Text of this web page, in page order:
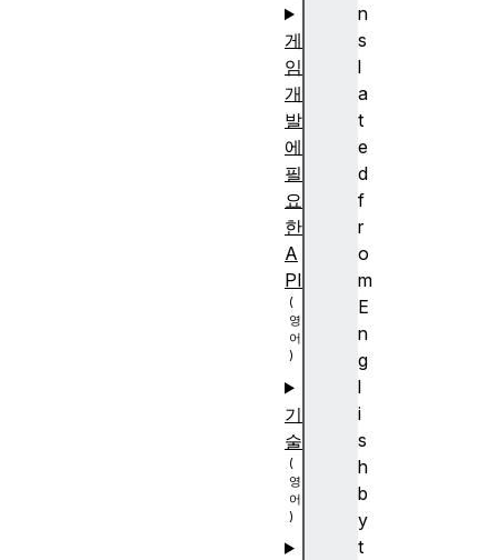
n
s
l
a
t
e
d
f
r
o
m
E
n
g
l
i
s
h
b
y
t
게
임
개
발
에
필
요
한
A
PI
기
술